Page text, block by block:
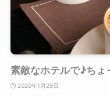
素敵なホテルで♪ちょ
2020年1月29日